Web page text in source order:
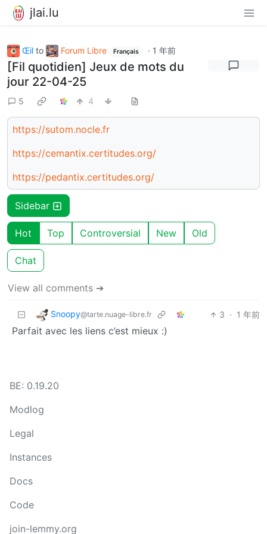
jlai.lu
Œil to Forum Libre Français · 1 年前
[Fil quotidien] Jeux de mots du
jour 22-04-25
5 4
https://sutom.nocle.fr
https://cemantix.certitudes.org/
https://pedantix.certitudes.org/
Sidebar
Hot Top Controversial New Old
Chat
View all comments ➔
Snoopy@tarte.nuage-libre.fr 3 · 1 年前
Parfait avec les liens c’est mieux :)
BE: 0.19.20
Modlog
Legal
Instances
Docs
Code
join-lemmy.org